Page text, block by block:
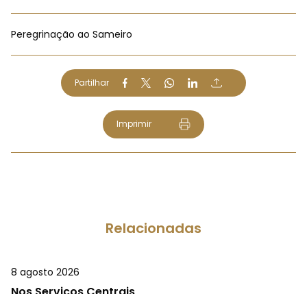
Peregrinação ao Sameiro
Partilhar
Imprimir
Relacionadas
8 agosto 2026